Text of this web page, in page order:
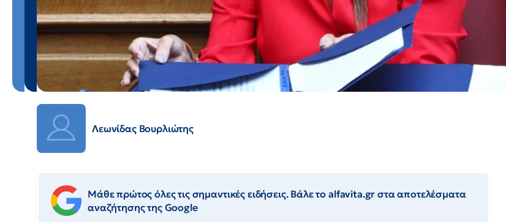
Λεωνίδας Βουρλιώτης
Μάθε πρώτος όλες τις σημαντικές ειδήσεις. Βάλε το alfavita.gr στα αποτελέσματα
αναζήτησης της Google